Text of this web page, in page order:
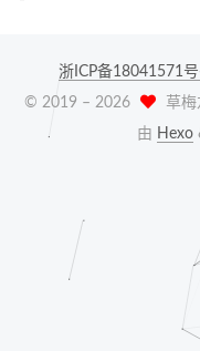
浙ICP备18041571
© 2019 – 2026 草梅
由 Hexo